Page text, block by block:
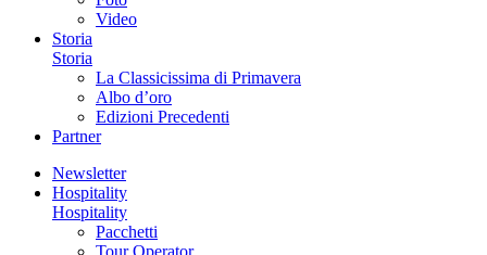
Video
Storia
Storia
La Classicissima di Primavera
Albo d’oro
Edizioni Precedenti
Partner
Newsletter
Hospitality
Hospitality
Pacchetti
Tour Operator